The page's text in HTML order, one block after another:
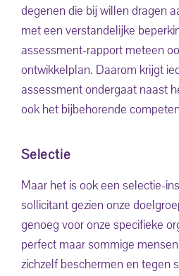
degenen die bij willen dragen
met een verstandelijke
assessment-rapport meteen
ontwikkelplan. Daarom krijgt
assessment ondergaat naast
ook het bijbehorende
Selectie
Maar het is ook een selectie-
sollicitant gezien onze
genoeg voor onze specifieke
perfect maar sommige
zichzelf beschermen en tegen